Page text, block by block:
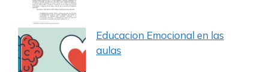
Educacion Emocional en las
aulas